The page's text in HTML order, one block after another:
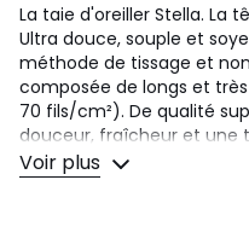
La taie d'oreiller Stella. La
Ultra douce, souple et
méthode de tissage et
composée de longs et
70 fils/cm²). De qualité
douceur, fraîcheur et une
Description
Voir plus